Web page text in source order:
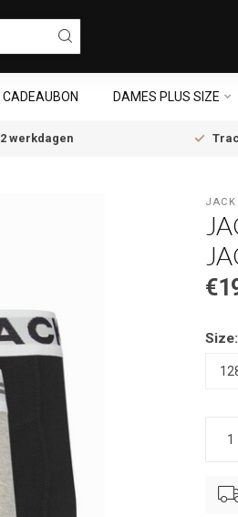
CADEAUBON DAMES PLUS SIZE
2 werkdagen
JACK
Size: